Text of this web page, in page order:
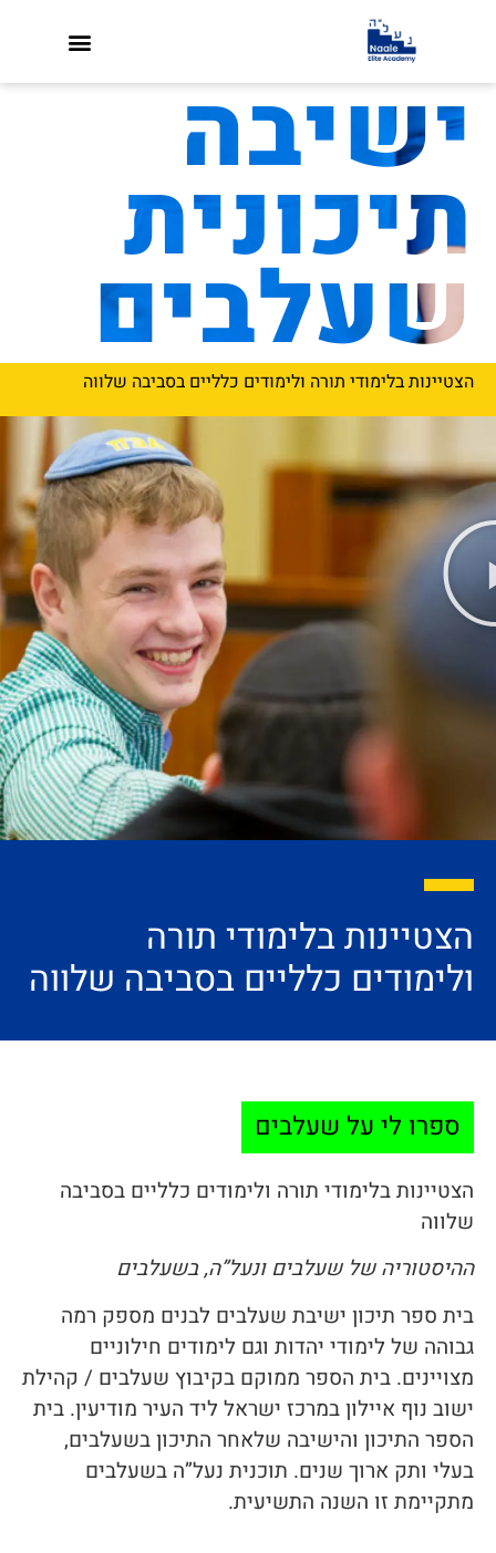
ישיבה
תיכונית
שעלבים
הצטיינות בלימודי תורה ולימודים כלליים בסביבה שלווה
הצטיינות בלימודי תורה
ולימודים כלליים בסביבה שלווה
ספרו לי על שעלבים
הצטיינות בלימודי תורה ולימודים כלליים בסביבה
שלווה
ההיסטוריה של שעלבים ונעל”ה, בשעלבים
בית ספר תיכון ישיבת שעלבים לבנים מספק רמה
גבוהה של לימודי יהדות וגם לימודים חילוניים
מצויינים. בית הספר ממוקם בקיבוץ שעלבים / קהילת
ישוב נוף איילון במרכז ישראל ליד העיר מודיעין. בית
הספר התיכון והישיבה שלאחר התיכון בשעלבים,
בעלי ותק ארוך שנים. תוכנית נעל”ה בשעלבים
מתקיימת זו השנה התשיעית.